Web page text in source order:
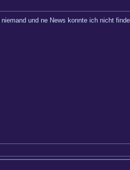
und ne News konnte ich nicht